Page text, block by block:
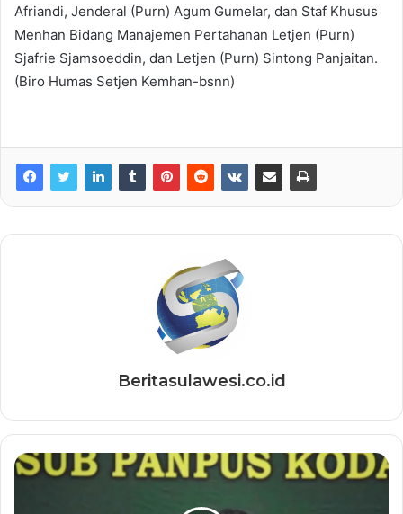
Afriandi, Jenderal (Purn) Agum Gumelar, dan Staf Khusus
Menhan Bidang Manajemen Pertahanan Letjen (Purn)
Sjafrie Sjamsoeddin, dan Letjen (Purn) Sintong Panjaitan.
(Biro Humas Setjen Kemhan-bsnn)
Beritasulawesi.co.id